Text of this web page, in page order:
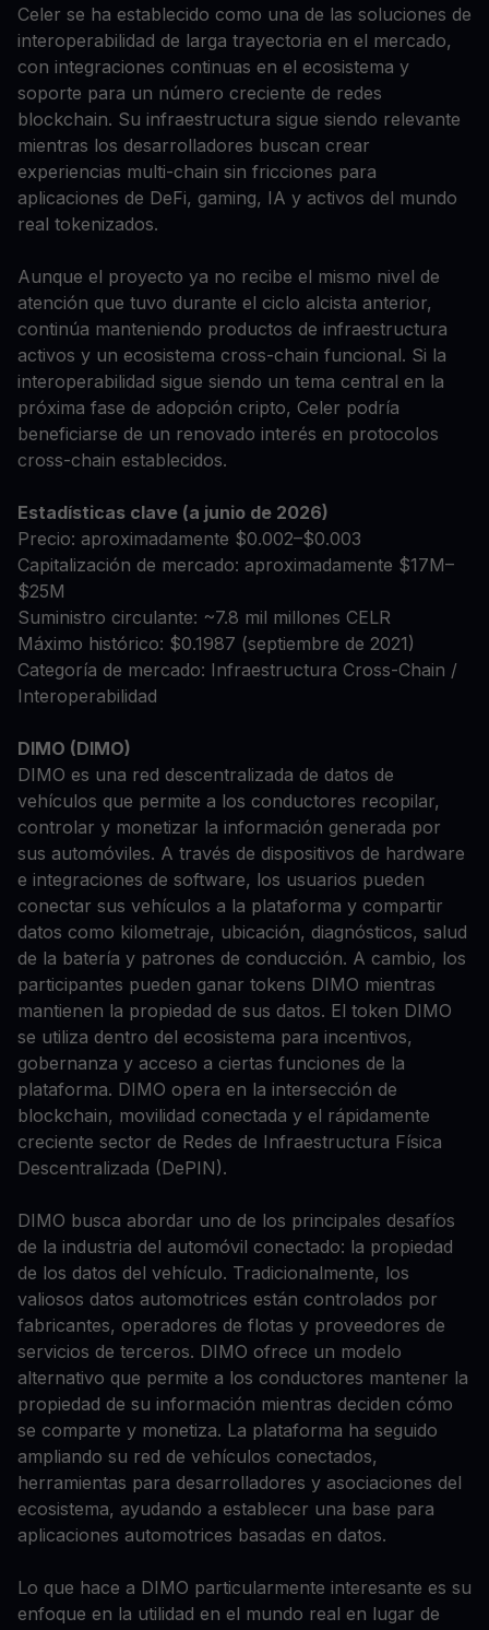
Celer se ha establecido como una de las soluciones de
interoperabilidad de larga trayectoria en el mercado,
con integraciones continuas en el ecosistema y
soporte para un número creciente de redes
blockchain. Su infraestructura sigue siendo relevante
mientras los desarrolladores buscan crear
experiencias multi-chain sin fricciones para
aplicaciones de DeFi, gaming, IA y activos del mundo
real tokenizados.
Aunque el proyecto ya no recibe el mismo nivel de
atención que tuvo durante el ciclo alcista anterior,
continúa manteniendo productos de infraestructura
activos y un ecosistema cross-chain funcional. Si la
interoperabilidad sigue siendo un tema central en la
próxima fase de adopción cripto, Celer podría
beneficiarse de un renovado interés en protocolos
cross-chain establecidos.
Estadísticas clave (a junio de 2026)
Precio: aproximadamente $0.002–$0.003
Capitalización de mercado: aproximadamente $17M–
$25M
Suministro circulante: ~7.8 mil millones CELR
Máximo histórico: $0.1987 (septiembre de 2021)
Categoría de mercado: Infraestructura Cross-Chain /
Interoperabilidad
DIMO (DIMO)
DIMO es una red descentralizada de datos de
vehículos que permite a los conductores recopilar,
controlar y monetizar la información generada por
sus automóviles. A través de dispositivos de hardware
e integraciones de software, los usuarios pueden
conectar sus vehículos a la plataforma y compartir
datos como kilometraje, ubicación, diagnósticos, salud
de la batería y patrones de conducción. A cambio, los
participantes pueden ganar tokens DIMO mientras
mantienen la propiedad de sus datos. El token DIMO
se utiliza dentro del ecosistema para incentivos,
gobernanza y acceso a ciertas funciones de la
plataforma. DIMO opera en la intersección de
blockchain, movilidad conectada y el rápidamente
creciente sector de Redes de Infraestructura Física
Descentralizada (DePIN).
DIMO busca abordar uno de los principales desafíos
de la industria del automóvil conectado: la propiedad
de los datos del vehículo. Tradicionalmente, los
valiosos datos automotrices están controlados por
fabricantes, operadores de flotas y proveedores de
servicios de terceros. DIMO ofrece un modelo
alternativo que permite a los conductores mantener la
propiedad de su información mientras deciden cómo
se comparte y monetiza. La plataforma ha seguido
ampliando su red de vehículos conectados,
herramientas para desarrolladores y asociaciones del
ecosistema, ayudando a establecer una base para
aplicaciones automotrices basadas en datos.
Lo que hace a DIMO particularmente interesante es su
enfoque en la utilidad en el mundo real en lugar de